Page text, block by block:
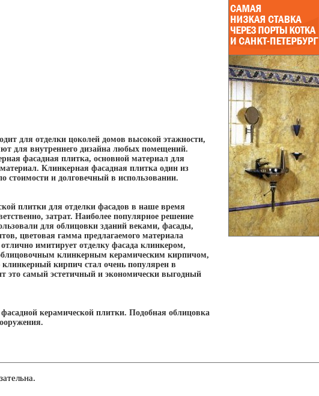
для отделки цоколей домов высокой этажности,
для внутреннего дизайна любых помещений.
фасадная плитка, основной материал для
Клинкерная фасадная плитка один из
и долговечный в использовании.
плитки для отделки фасадов в наше время
затрат. Наиболее популярное решение
для облицовки зданий веками, фасады,
цветовая гамма предлагаемого материала
имитирует отделку фасада клинкером,
клинкерным керамическим кирпичом,
кирпич стал очень популярен в
это самый эстетичный и экономически выгодный
керамической плитки. Подобная облицовка